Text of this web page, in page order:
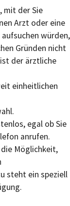
mit der Sie
Arzt oder eine
würden,
Gründen nicht
der ärztliche
einheitlichen
egal ob Sie
anrufen.
Möglichkeit,
steht ein speziell